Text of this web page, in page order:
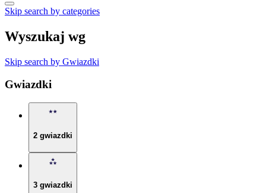
Skip search by categories
Wyszukaj wg
Skip search by Gwiazdki
Gwiazdki
2 gwiazdki
3 gwiazdki